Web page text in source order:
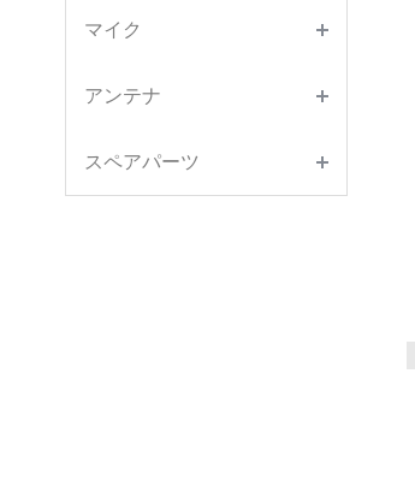
マイク
アンテナ
スペアパーツ